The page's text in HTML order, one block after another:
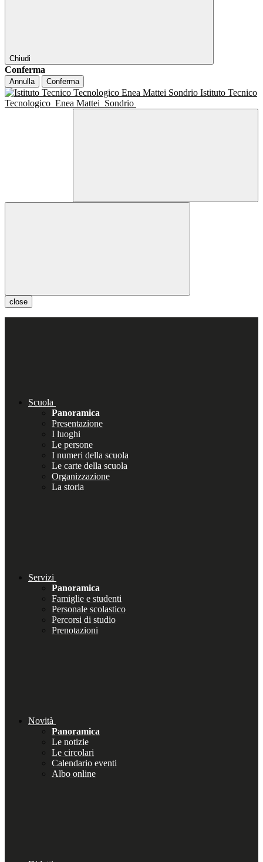
Chiudi
Conferma
Annulla Conferma
Istituto Tecnico
Tecnologico Enea Mattei Sondrio
close
Scuola
Panoramica
Presentazione
I luoghi
Le persone
I numeri della scuola
Le carte della scuola
Organizzazione
La storia
Servizi
Panoramica
Famiglie e studenti
Personale scolastico
Percorsi di studio
Prenotazioni
Novità
Panoramica
Le notizie
Le circolari
Calendario eventi
Albo online